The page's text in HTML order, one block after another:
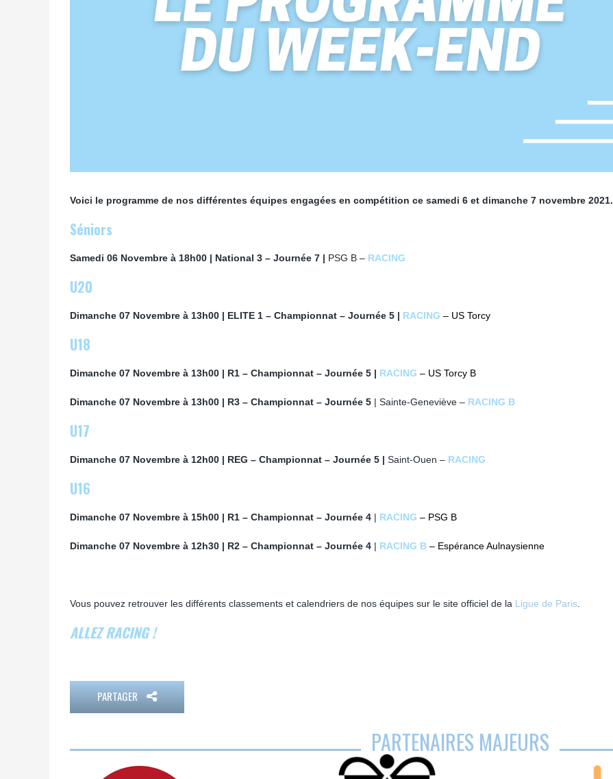
Voici le programme de nos différentes équipes engagées en compétition ce samedi 6 et dimanche 7 novembre 2021.
Séniors
Samedi 06 Novembre à 18h00 | National 3 – Journée 7 | PSG B – RACING
U20
Dimanche 07 Novembre à 13h00 | ELITE 1 – Championnat – Journée 5 | RACING – US Torcy
U18
Dimanche 07 Novembre à 13h00 | R1 – Championnat – Journée 5 | RACING – US Torcy B
Dimanche 07 Novembre à 13h00 | R3 – Championnat – Journée 5 | Sainte-Geneviève – RACING B
U17
Dimanche 07 Novembre à 12h00 | REG – Championnat – Journée 5 | Saint-Ouen – RACING
U16
Dimanche 07 Novembre à 15h00 | R1 – Championnat – Journée 4 | RACING – PSG B
Dimanche 07 Novembre à 12h30 | R2 – Championnat – Journée 4 | RACING B – Espérance Aulnaysienne
Vous pouvez retrouver les différents classements et calendriers de nos équipes sur le site officiel de la Ligue de Paris
ALLEZ RACING !
PARTAGER
PARTENAIRES MAJEURS